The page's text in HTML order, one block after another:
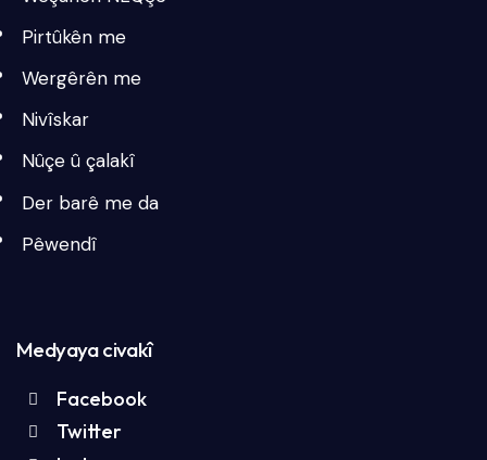
Pirtûkên me
Wergêrên me
Nivîskar
Nûçe û çalakî
Der barê me da
Pêwendî
Medyaya civakî
Facebook
Twitter